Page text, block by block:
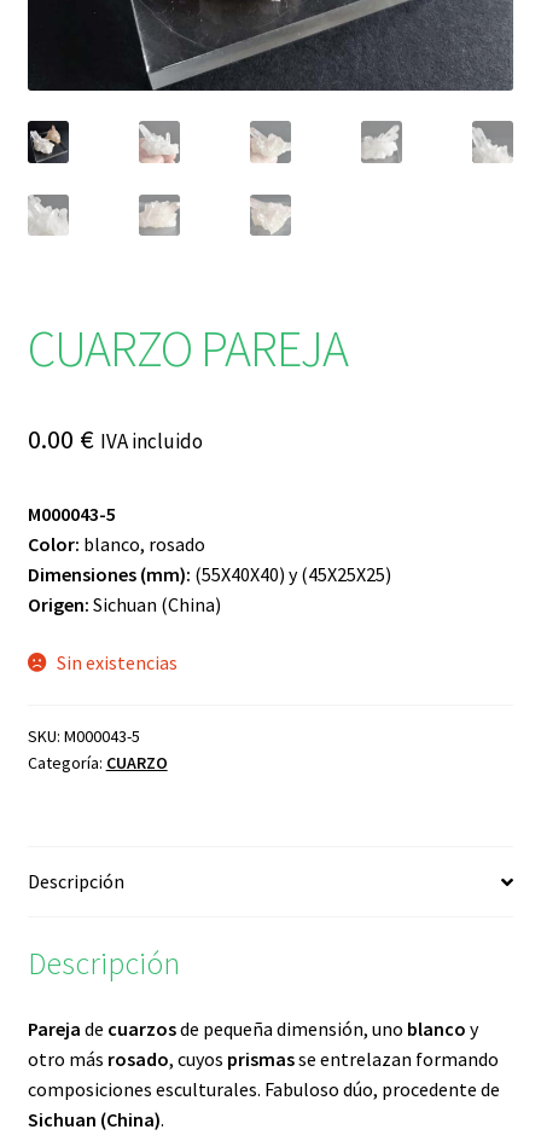
CUARZO PAREJA
0.00 € IVA incluido
M000043-5
Color: blanco, rosado
Dimensiones (mm): (55X40X40) y (45X25X25)
Origen: Sichuan (China)
Sin existencias
SKU: M000043-5
Categoría: CUARZO
Descripción
Descripción
Pareja de cuarzosde pequeña dimensión, uno blanco y
otro más rosado, cuyos prismasse entrelazan formando
composiciones esculturales. Fabuloso dúo, procedente de
Sichuan (China).